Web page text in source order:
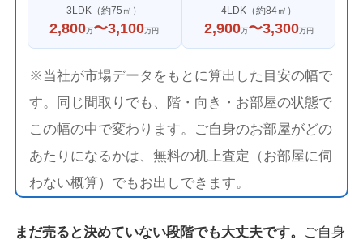
3LDK（約75㎡）
2,800万〜3,100万円
4LDK（約84㎡）
2,900万〜3,300万円
※当社が市場データをもとに算出した目安の幅で
す。同じ間取りでも、階・向き・お部屋の状態で
この幅の中で変わります。ご自身のお部屋がどの
あたりになるかは、無料の机上査定（お部屋に伺
わない概算）でもお出しできます。
まだ売ると決めていない段階でも大丈夫です。
ご自身